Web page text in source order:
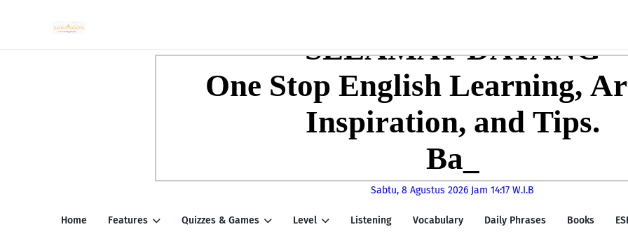
Sabtu, 8 Agustus 2026 Jam 14:17 W.I.B
Home Features Quizzes & Games Level Listening Vocabulary Daily Phrases Books